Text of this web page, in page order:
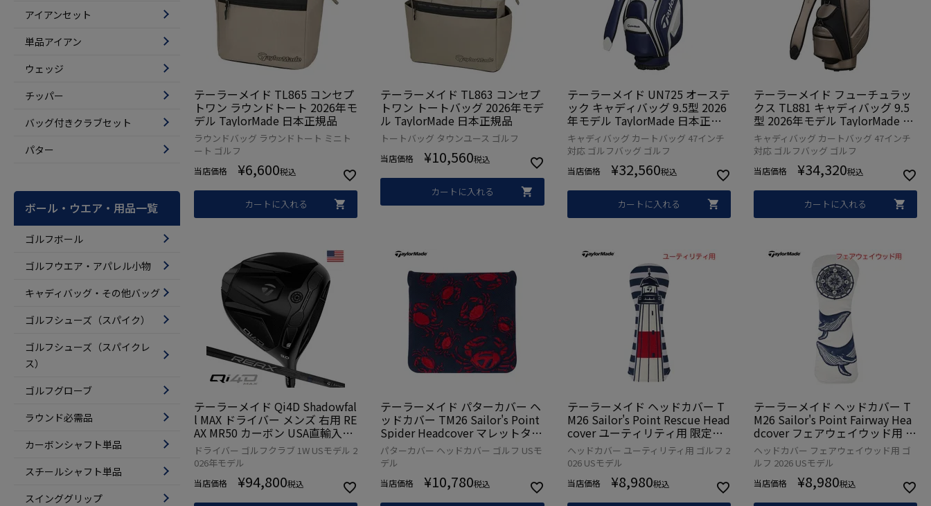
アイアンセット
単品アイアン
ウェッジ
チッパー
バッグ付きクラブセット
パター
ボール・ウエア・用品一覧
ゴルフボール
ゴルフウエア・アパレル小物
キャディバッグ・その他バッグ
ゴルフシューズ（スパイク）
ゴルフシューズ（スパイクレ
ス）
ゴルフグローブ
ラウンド必需品
カーボンシャフト単品
スチールシャフト単品
スインググリップ
テーラーメイド TL865 コンセプ
トワン ラウンドトート 2026年モ
デル TaylorMade 日本正規品
ラウンドバッグ ラウンドトート ミニト
ート ゴルフ
当店価格 ¥6,600税込
カートに入れる
テーラーメイド TL863 コンセプ
トワン トートバッグ 2026年モデ
ル TaylorMade 日本正規品
トートバッグ タウンユース ゴルフ
当店価格 ¥10,560税込
カートに入れる
テーラーメイド UN725 オーステ
ック キャディバッグ 9.5型 2026
年モデル TaylorMade 日本正規
品
キャディバッグ カートバッグ 47インチ
対応 ゴルフバッグ ゴルフ
当店価格 ¥32,560税込
カートに入れる
テーラーメイド フューチュラッ
クス TL881 キャディバッグ 9.5
型 2026年モデル TaylorMade 日
本正規品
キャディバッグ カートバッグ 47インチ
対応 ゴルフバッグ ゴルフ
当店価格 ¥34,320税込
カートに入れる
テーラーメイド Qi4D Shadowfal
l MAX ドライバー メンズ 右用 RE
AX MR50 カーボン USA直輸入品
2026年モデル 並行輸入 TaylorM
ade ゴルフクラブ
ドライバー ゴルフクラブ 1W USモデル 2
026年モデル
当店価格 ¥94,800税込
テーラーメイド パターカバー ヘ
ッドカバー TM26 Sailor's Point
Spider Headcover マレットタイ
プ 限定モデル ゴルフ 2026年モ
デル USA直輸入品 並行輸入
パターカバー ヘッドカバー ゴルフ USモ
デル
当店価格 ¥10,780税込
テーラーメイド ヘッドカバー T
M26 Sailor's Point Rescue Head
cover ユーティリティ用 限定モ
デル ゴルフ 2026年モデル USA
直輸入品 並行輸入
ヘッドカバー ユーティリティ用 ゴルフ 2
026 USモデル
当店価格 ¥8,980税込
テーラーメイド ヘッドカバー T
M26 Sailor's Point Fairway Hea
dcover フェアウェイウッド用 限
定モデル ゴルフ 2026年モデル U
SA直輸入品 並行輸入
ヘッドカバー フェアウェイウッド用 ゴ
ルフ 2026 USモデル
当店価格 ¥8,980税込